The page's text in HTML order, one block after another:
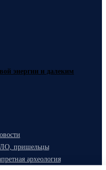
энергии и далеким
пришельцы
археология